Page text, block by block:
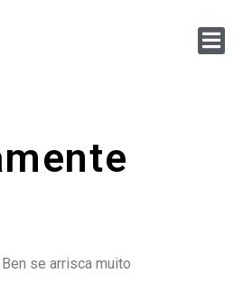
se arrisca muito